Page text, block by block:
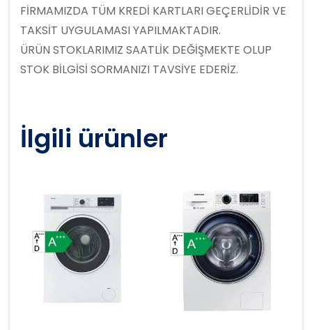
FİRMAMIZDA TÜM KREDİ KARTLARI GEÇERLİDİR VE
TAKSİT UYGULAMASI YAPILMAKTADIR.
ÜRÜN STOKLARIMIZ SAATLİK DEĞİŞMEKTE OLUP
STOK BİLGİSİ SORMANIZI TAVSİYE EDERİZ.
İlgili ürünler